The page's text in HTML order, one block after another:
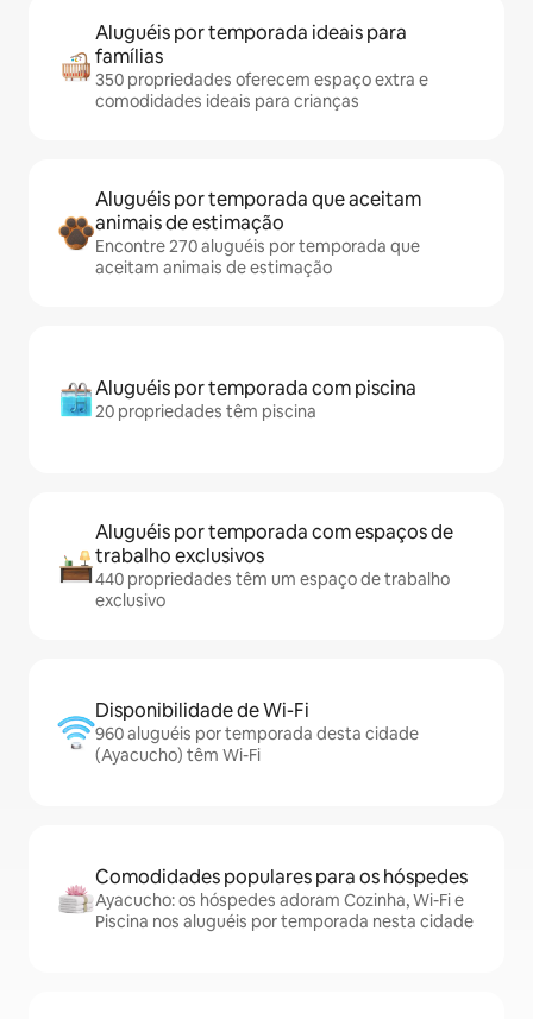
Aluguéis por temporada ideais para
famílias
350 propriedades oferecem espaço extra e
comodidades ideais para crianças
Aluguéis por temporada que aceitam
animais de estimação
Encontre 270 aluguéis por temporada que
aceitam animais de estimação
Aluguéis por temporada com piscina
20 propriedades têm piscina
Aluguéis por temporada com espaços de
trabalho exclusivos
440 propriedades têm um espaço de trabalho
exclusivo
Disponibilidade de Wi-Fi
960 aluguéis por temporada desta cidade
(Ayacucho) têm Wi-Fi
Comodidades populares para os hóspedes
Ayacucho: os hóspedes adoram Cozinha, Wi-Fi e
Piscina nos aluguéis por temporada nesta cidade